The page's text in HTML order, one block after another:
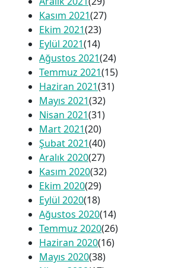
Kasım 2021(27)
Ekim 2021(23)
Eylül 2021(14)
Ağustos 2021(24)
Temmuz 2021(15)
Haziran 2021(31)
Mayıs 2021(32)
Nisan 2021(31)
Mart 2021(20)
Şubat 2021(40)
Aralık 2020(27)
Kasım 2020(32)
Ekim 2020(29)
Eylül 2020(18)
Ağustos 2020(14)
Temmuz 2020(26)
Haziran 2020(16)
Mayıs 2020(38)